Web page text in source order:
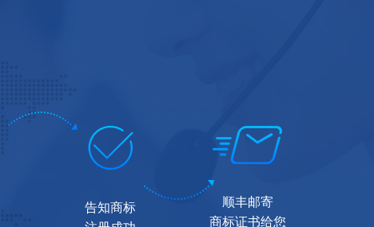
告知商标
顺丰邮寄
商标证书给您